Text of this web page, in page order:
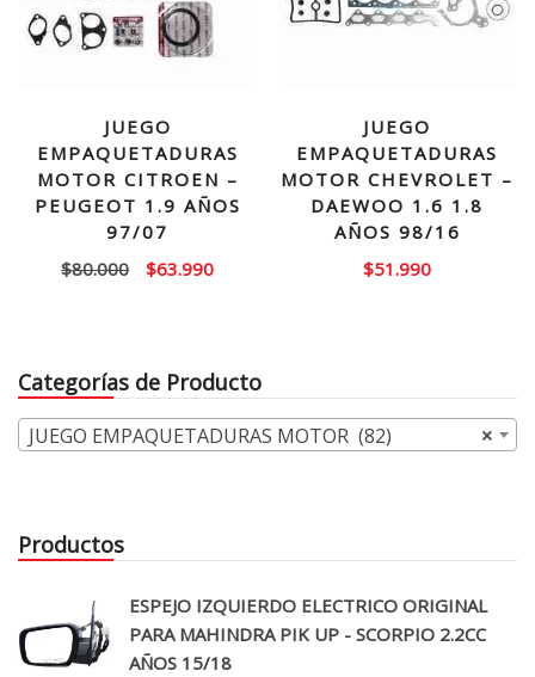
JUEGO
EMPAQUETADURAS
MOTOR CITROEN –
PEUGEOT 1.9 AÑOS
97/07
$80.000
El
$80.000.
$63.990El
$63.990.
JUEGO
EMPAQUETADURAS
MOTOR CHEVROLET –
DAEWOO 1.6 1.8
AÑOS 98/16
$51.990
Categorías de Producto
×
JUEGO EMPAQUETADURAS MOTOR (82)
Productos
ESPEJO IZQUIERDO ELECTRICO ORIGINAL
PARA MAHINDRA PIK UP - SCORPIO 2.2CC
AÑOS 15/18